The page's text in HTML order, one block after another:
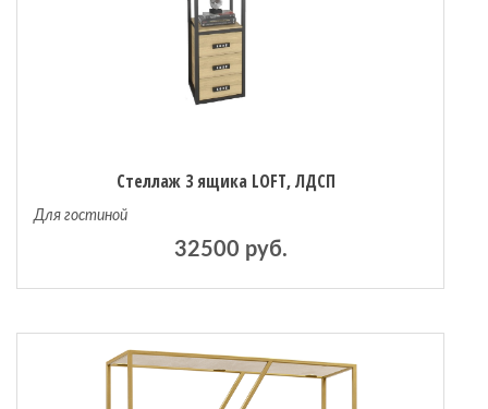
Стеллаж 3 ящика LOFT, ЛДСП
Для гостиной
32500 руб.